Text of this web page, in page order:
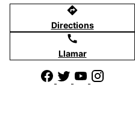
directions
Directions
call
Llamar